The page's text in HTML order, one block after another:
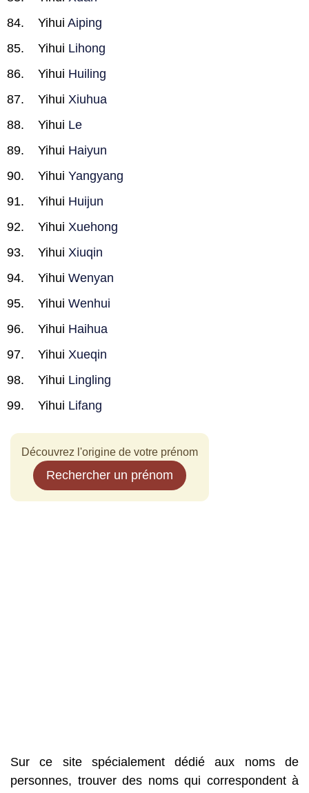
Yihui Aiping
Yihui Lihong
Yihui Huiling
Yihui Xiuhua
Yihui Le
Yihui Haiyun
Yihui Yangyang
Yihui Huijun
Yihui Xuehong
Yihui Xiuqin
Yihui Wenyan
Yihui Wenhui
Yihui Haihua
Yihui Xueqin
Yihui Lingling
Yihui Lifang
Découvrez l'origine de votre prénom
Rechercher un prénom
Sur ce site spécialement dédié aux noms de
personnes, trouver des noms qui correspondent à